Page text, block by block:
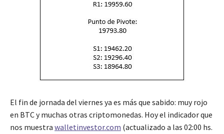
El fin de jornada del viernes ya es más que sabido: muy rojo
en BTC y muchas otras criptomonedas. Hoy el indicador que
nos muestra walletinvestor.com (actualizado a las 02:00 hs.